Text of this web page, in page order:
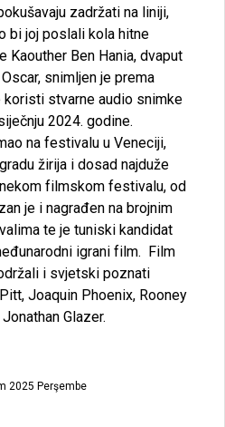
zadržati na liniji,
bi joj poslali kola hitne
Kaouther Ben Hania, dvaput
snimljen je prema
stvarne audio snimke
2024. godine.
na festivalu u Veneciji,
žirija i dosad najduže
filmskom festivalu, od
je i nagrađen na brojnim
te je tuniski kandidat
igrani film. Film
i svjetski poznati
Joaquin Phoenix, Rooney
Glazer.
2025 Perşembe